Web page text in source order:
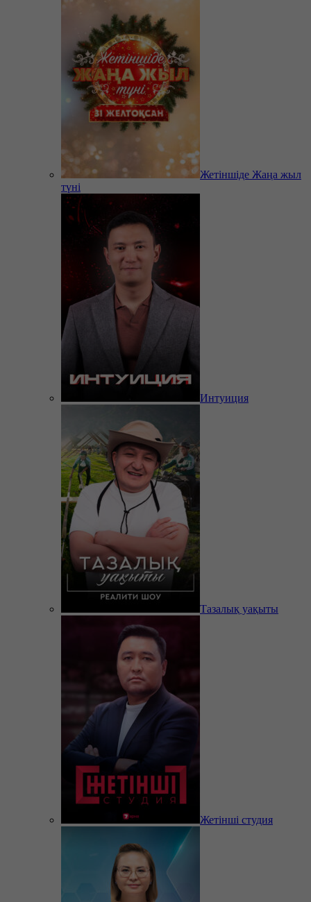
Жетіншіде Жаңа жыл
түні
Интуиция
Тазалық уақыты
Жетінші студия